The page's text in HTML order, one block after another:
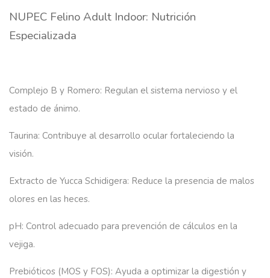
NUPEC Felino Adult Indoor: Nutrición
Especializada
Complejo B y Romero: Regulan el sistema nervioso y el
estado de ánimo.
Taurina: Contribuye al desarrollo ocular fortaleciendo la
visión.
Extracto de Yucca Schidigera: Reduce la presencia de malos
olores en las heces.
pH: Control adecuado para prevención de cálculos en la
vejiga.
Prebióticos (MOS y FOS): Ayuda a optimizar la digestión y